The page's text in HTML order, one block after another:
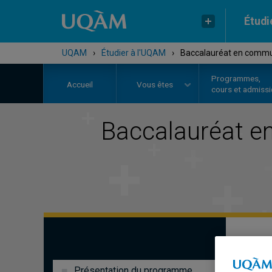
UQAM › Étudier à l'UQAM › Baccalauréat en
Accueil Vous êtes
Programmes,
cours et
Baccalauréat